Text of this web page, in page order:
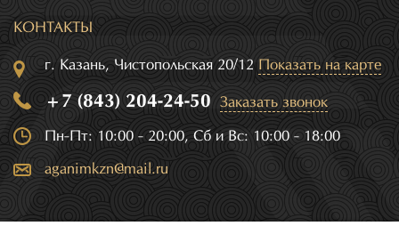
КОНТАКТЫ
г. Казань, Чистопольская 20/12 Показать на карте
+7 (843) 204-24-50 Заказать звонок
Пн-Пт: 10:00 - 20:00, Сб и Вс: 10:00 - 18:00
aganimkzn@mail.ru